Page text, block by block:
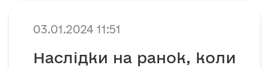
03.01.2024 11:51
Наслідки на ранок, коли